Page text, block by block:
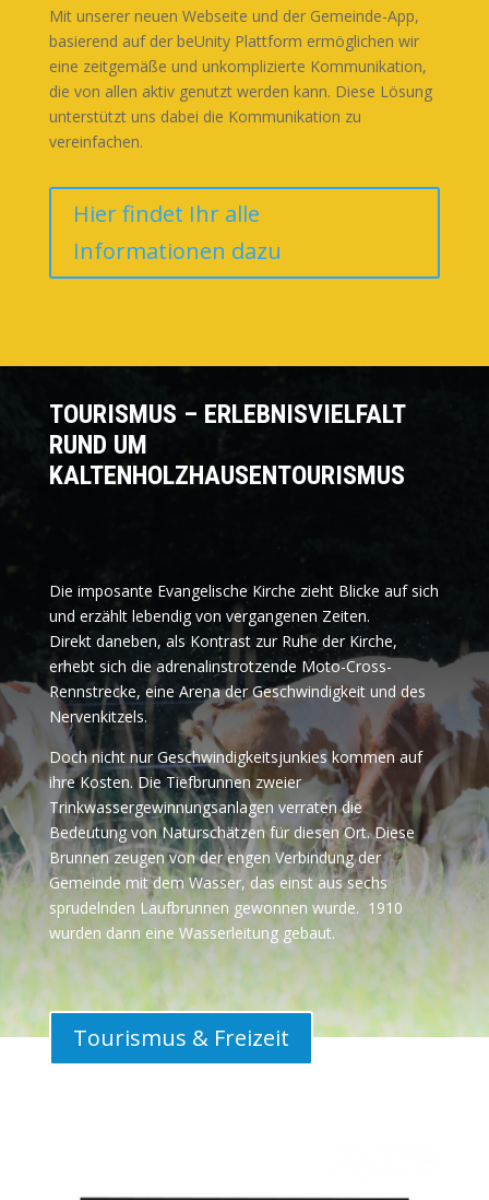
Mit unserer neuen Webseite und der Gemeinde-App,
basierend auf der beUnity Plattform ermöglichen wir
eine zeitgemäße und unkomplizierte Kommunikation,
die von allen aktiv genutzt werden kann. Diese Lösung
unterstützt uns dabei die Kommunikation zu
vereinfachen.
Hier findet Ihr alle
Informationen dazu
TOURISMUS – ERLEBNISVIELFALT
RUND UM
KALTENHOLZHAUSENTOURISMUS
Die imposante Evangelische Kirche zieht Blicke auf sich
und erzählt lebendig von vergangenen Zeiten.
Direkt daneben, als Kontrast zur Ruhe der Kirche,
erhebt sich die adrenalinstrotzende Moto-Cross-
Rennstrecke, eine Arena der Geschwindigkeit und des
Nervenkitzels.
Doch nicht nur Geschwindigkeitsjunkies kommen auf
ihre Kosten. Die Tiefbrunnen zweier
Trinkwassergewinnungsanlagen verraten die
Bedeutung von Naturschätzen für diesen Ort.Diese
Brunnen zeugen von der engen Verbindung der
Gemeinde mit dem Wasser, das einst aus sechs
sprudelnden Laufbrunnen gewonnen wurde. 1910
wurden dann eine Wasserleitung gebaut.
Tourismus & Freizeit